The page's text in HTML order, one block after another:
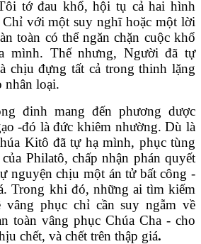
tớ đau khổ, hội tụ cả hai hình
Chỉ với một suy nghĩ hoặc một lời
toàn có thể ngăn chặn cuộc khổ
mình. Thế nhưng, Người đã tự
chịu đựng tất cả trong thinh lặng
nhân loại.
đinh mang đến phương dược
-đó là đức khiêm nhường. Dù là
Kitô đã tự hạ mình, phục tùng
Philatô, chấp nhận phán quyết
nguyện chịu một án tử bất công -
Trong khi đó, những ai tìm kiếm
vâng phục chỉ cần suy ngẫm về
toàn vâng phục Chúa Cha - cho
chết, và chết trên thập giá.